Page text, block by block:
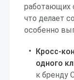
работающих
что делает
особенно
Кросс-
одного
к бренду